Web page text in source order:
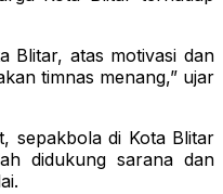
Blitar, atas motivasi dan
timnas menang,” ujar
sepakbola di Kota Blitar
didukung sarana dan